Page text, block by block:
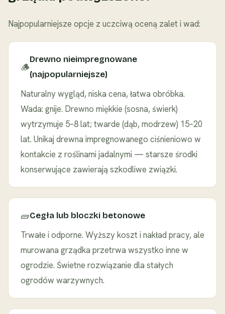
Najpopularniejsze opcje z uczciwą oceną zalet i wad:
🪵
Drewno nieimpregnowane
(najpopularniejsze)
Naturalny wygląd, niska cena, łatwa obróbka.
Wada: gnije. Drewno miękkie (sosna, świerk)
wytrzymuje 5–8 lat; twarde (dąb, modrzew) 15–20
lat. Unikaj drewna impregnowanego ciśnieniowo w
kontakcie z roślinami jadalnymi — starsze środki
konserwujące zawierają szkodliwe związki.
🧱Cegła lub bloczki betonowe
Trwałe i odporne. Wyższy koszt i nakład pracy, ale
murowana grządka przetrwa wszystko inne w
ogrodzie. Świetne rozwiązanie dla stałych
ogrodów warzywnych.